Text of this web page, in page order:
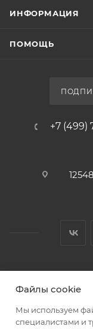
ИНФОРМАЦИЯ
ПОМОЩЬ
+7 (499)
Файлы cookie
Мы используем
специалистами и